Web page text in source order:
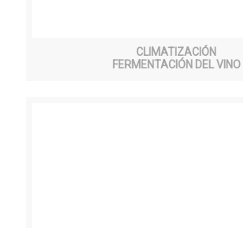
CLIMATIZACIÓN
FERMENTACIÓN DEL VINO